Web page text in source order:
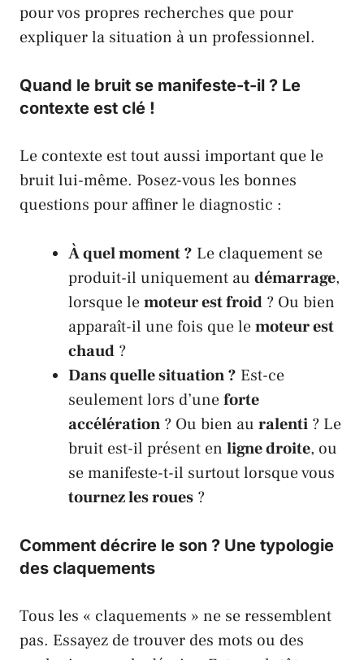
pour vos propres recherches que pour
expliquer la situation à un professionnel.
Quand le bruit se manifeste-t-il ? Le
contexte est clé !
Le contexte est tout aussi important que le
bruit lui-même. Posez-vous les bonnes
questions pour affiner le diagnostic :
À quel moment ? Le claquement se
produit-il uniquement au démarrage,
lorsque lemoteur est froid ? Ou bien
apparaît-il une fois que lemoteur est
chaud ?
Dans quelle situation ? Est-ce
seulement lors d’uneforte
accélération ? Ou bien au ralenti ? Le
bruit est-il présent en ligne droite, ou
se manifeste-t-il surtout lorsque vous
tournez les roues ?
Comment décrire le son ? Une typologie
des claquements
Tous les « claquements » ne se ressemblent
pas. Essayez de trouver des mots ou des